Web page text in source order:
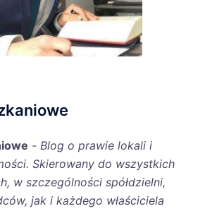
- Blog o prawie lokali i
Skierowany do wszystkich
w szczególności spółdzielni,
jak i każdego właściciela